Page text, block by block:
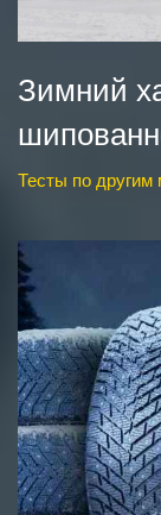
Зимний
Тесты по